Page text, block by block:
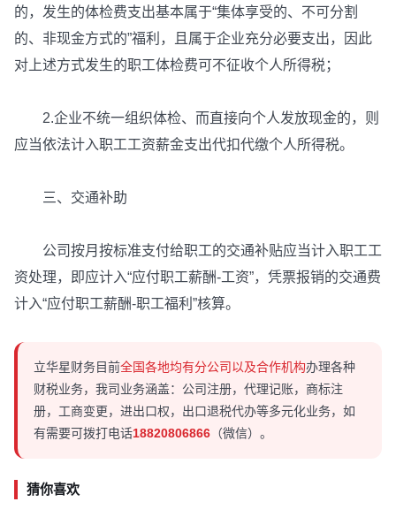
的，发生的体检费支出基本属于“集体享受的、不可分割
的、非现金方式的”福利，且属于企业充分必要支出，因此
对上述方式发生的职工体检费可不征收个人所得税；
2.企业不统一组织体检、而直接向个人发放现金的，则
应当依法计入职工工资薪金支出代扣代缴个人所得税。
三、交通补助
公司按月按标准支付给职工的交通补贴应当计入职工工
资处理，即应计入“应付职工薪酬-工资”，凭票报销的交通费
计入“应付职工薪酬-职工福利”核算。
立华星财务目前全国各地均有分公司以及合作机构办理各种
财税业务，我司业务涵盖：公司注册，代理记账，商标注
册，工商变更，进出口权，出口退税代办等多元化业务，如
有需要可拨打电话18820806866 （微信）。
猜你喜欢